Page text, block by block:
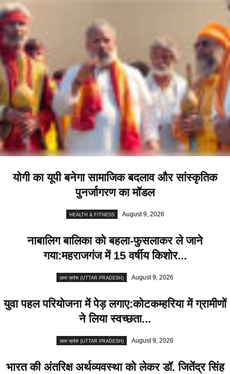
योगी का यूपी बनेगा सामाजिक बदलाव और सांस्कृतिक
पुनर्जागरण का मॉडल
HEALTH & FITNESS August 9, 2026
नाबालिग बालिका को बहला-फुसलाकर ले जाने
गया:महराजगंज में 15 वर्षीय किशोर...
उत्तर प्रदेश (UTTAR PRADESH) August 9, 2026
युवा पहल परियोजना में पेड़ लगाए:कोटकम्हरिया में ग्रामीणों
ने लिया स्वच्छता...
उत्तर प्रदेश (UTTAR PRADESH) August 9, 2026
भारत की अंतरिक्ष अर्थव्यवस्था को लेकर डॉ. जितेंद्र सिंह